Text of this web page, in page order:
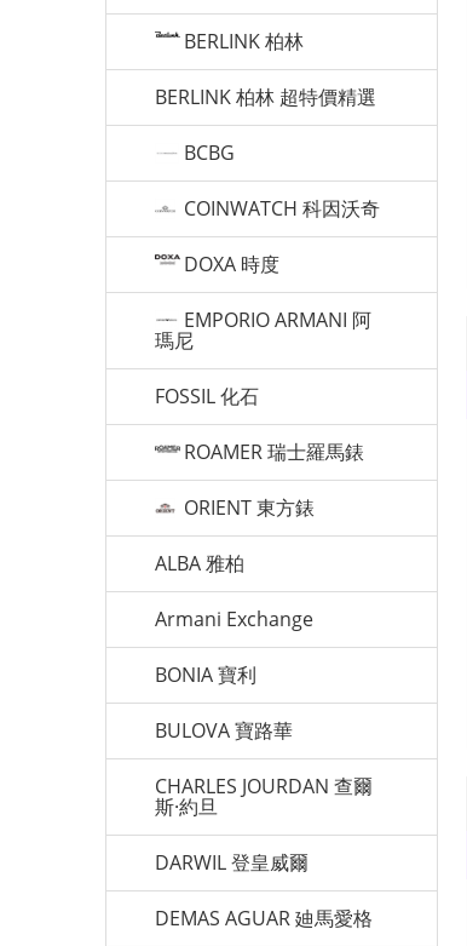
BERLINK 柏林
BERLINK 柏林 超特價精選
BCBG
COINWATCH 科因沃奇
DOXA 時度
EMPORIO ARMANI 阿
瑪尼
FOSSIL 化石
ROAMER 瑞士羅馬錶
ORIENT 東方錶
ALBA 雅柏
Armani Exchange
BONIA 寶利
BULOVA 寶路華
CHARLES JOURDAN 查爾
斯·約旦
DARWIL 登皇威爾
DEMAS AGUAR 廸馬愛格